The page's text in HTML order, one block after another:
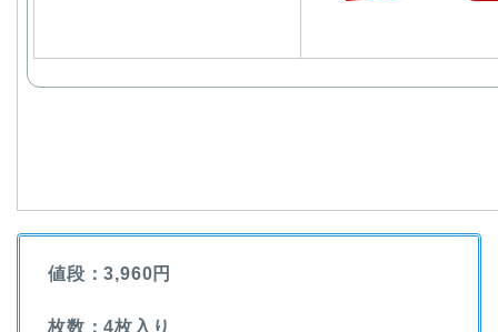
値段：3,960円
枚数：4枚入り